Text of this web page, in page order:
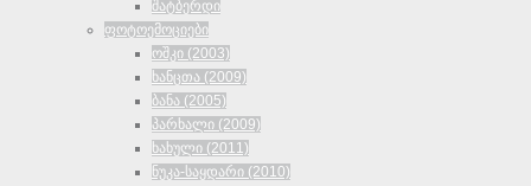
შატბერდი
ფოტოემოციები
ოშკი (2003)
ხანცთა (2009)
ბანა (2005)
პარხალი (2009)
ხახული (2011)
ნუკა-საყდარი (2010)